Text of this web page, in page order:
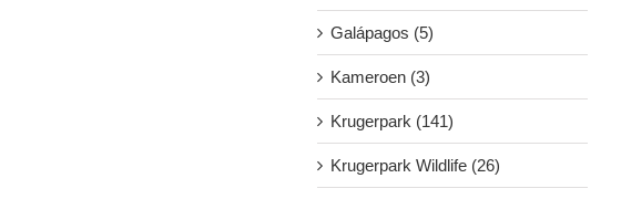
Galápagos (5)
Kameroen (3)
Krugerpark (141)
Krugerpark Wildlife (26)